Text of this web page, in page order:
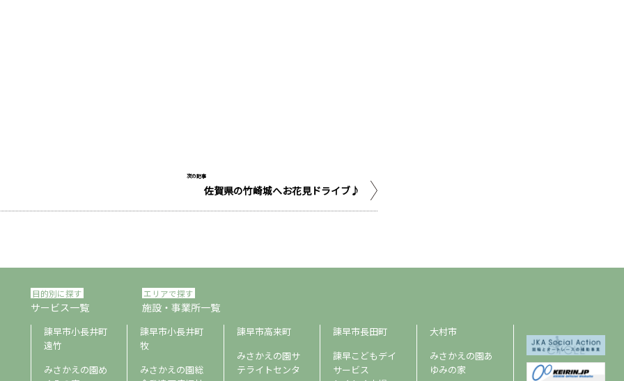
次の記事
佐賀県の竹崎城へお花見ドライブ♪
目的別に探す
サービス一覧
エリアで探す
施設・事業所一覧
諫早市小長井町
遠竹
みさかえの園め
諫早市小長井町
牧
みさかえの園総
諫早市高来町
みさかえの園サ
テライトセンタ
諫早市長田町
諫早こどもデイ
サービス
大村市
みさかえの園あ
ゆみの家